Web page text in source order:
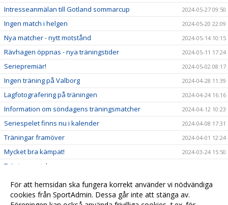
Intresseanmälan till Gotland sommarcup 2024-05-27 09:50
Ingen match i helgen 2024-05-20 22:09
Nya matcher - nytt motstånd 2024-05-14 10:15
Rävhagen öppnas - nya träningstider 2024-05-11 17:24
Seriepremiär! 2024-05-02 08:17
Ingen träning på Valborg 2024-04-28 11:39
Lagfotografering på träningen 2024-04-24 16:16
Information om söndagens träningsmatcher 2024-04-12 10:23
Seriespelet finns nu i kalender 2024-04-08 17:31
Träningar framöver 2024-04-01 12:24
Mycket bra kämpat! 2024-03-24 15:50
Träningsmatcher
Gotland Sommarcup 2024 2024-03-17 12:34
Kul träning med äldre 2024-02-29 18:17
För att hemsidan ska fungera korrekt använder vi nödvändiga
cookies från SportAdmin. Dessa går inte att stänga av.